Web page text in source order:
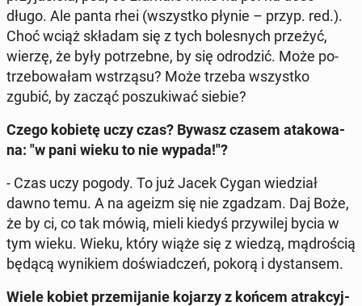
długo. Ale panta rhei (wszyst­ko płynie – przyp. red.).
Choć wciąż składam się z tych bo­le­snych przeżyć,
wierzę, że były po­trzeb­ne, by się od­ro­dzić. Może po­
trze­bo­wa­łam wstrzą­su? Może trzeba wszyst­ko
zgubić, by zacząć po­szu­ki­wać siebie?
Czego kobietę uczy czas? Bywasz czasem ata­ko­wa­
na: "w pani wieku to nie wypada!"?
- Czas uczy pogody. To już Jacek Cygan wie­dział
dawno temu. A na ageizm się nie zgadzam. Daj Boże,
że by ci, co tak mówią, mieli kiedyś przy­wi­lej bycia w
tym wieku. Wieku, który wiąże się z wiedzą, mą­dro­ścią
będącą wy­ni­kiem do­świad­czeń, pokorą i dy­stan­sem.
Wiele kobiet prze­mi­ja­nie kojarzy z końcem atrak­cyj­